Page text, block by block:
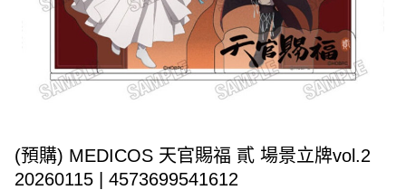
(預購) MEDICOS 天官賜福 貳 場景立牌vol.2
20260115 | 4573699541612